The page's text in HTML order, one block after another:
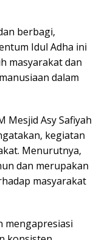
berbagi,
Idul Adha ini
masyarakat dan
dalam
Mesjid Asy Safiyah
kegiatan
Menurutnya,
dan merupakan
masyarakat
mengapresiasi